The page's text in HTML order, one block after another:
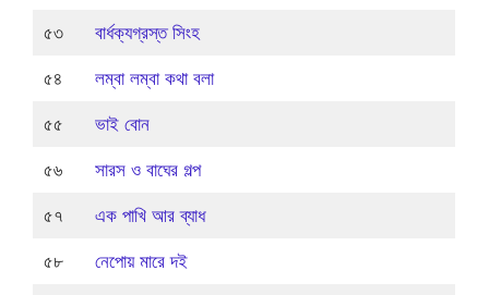
৫৩ বার্ধক্যগ্রস্ত সিংহ
৫৪ লম্বা লম্বা কথা বলা
৫৫ ভাই বোন
৫৬ সারস ও বাঘের গল্প
৫৭ এক পাখি আর ব্যাধ
৫৮ নেপোয় মারে দই